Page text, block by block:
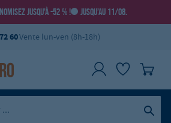
JUSQU’À -52 % ! JUSQU’AU 11/08.
60Vente lun-ven (8h-18h)